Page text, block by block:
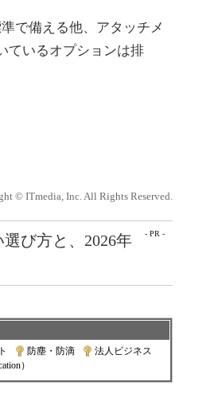
で備える他、アタッチメ
ているオプションは排
© ITmedia, Inc. All Rights Reserved.
- PR -
び方と、2026年
防塵・防滴 法人ビジネス
）